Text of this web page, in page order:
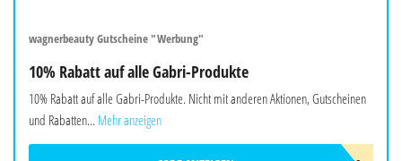
wagnerbeauty Gutscheine "Werbung"
10% Rabatt auf alle Gabri-Produkte
10% Rabatt auf alle Gabri-Produkte. Nicht mit anderen Aktionen, Gutscheinen
und Rabatten... Mehr anzeigen